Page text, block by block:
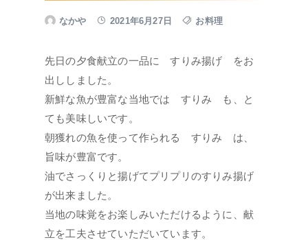
なかや 2021年6月27日 お料理
先日の夕食献立の一品に すりみ揚げ をお
出ししました。
新鮮な魚が豊富な当地では すりみ も、と
ても美味しいです。
朝獲れの魚を使って作られる すりみ は、
旨味が豊富です。
油でさっくりと揚げてプリプリのすりみ揚げ
が出来ました。
当地の味覚をお楽しみいただけるように、献
立を工夫させていただいています。